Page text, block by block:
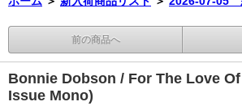
前の商品へ
Bonnie Dobson / For The Love
Issue Mono)